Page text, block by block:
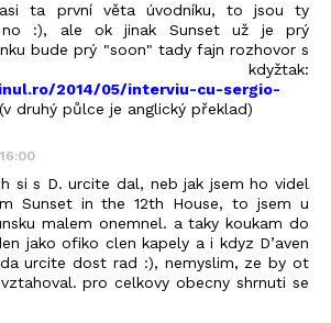
ta první věta úvodníku, to jsou ty
no :), ale ok jinak Sunset už je prý
bude prý "soon" tady fajn rozhovor s
kdyžtak:
2014/05/interviu-cu-sergio-
(v druhý půlce je anglický překlad)
si s D. urcite dal, neb jak jsem ho videl
Sunset in the 12th House, to jsem u
malem onemnel. a taky koukam do
jako ofiko clen kapely a i kdyz D’aven
urcite dost rad :), nemyslim, ze by ot
pro celkovy obecny shrnuti se